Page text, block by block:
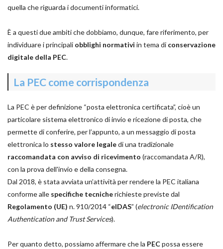
quella che riguarda i documenti informatici.
È a questi due ambiti che dobbiamo, dunque, fare riferimento, per
individuare i principali obblighi normativi in tema di conservazione
digitale della PEC.
La PEC come corrispondenza
La PEC è per definizione “posta elettronica certificata”, cioè un
particolare sistema elettronico di invio e ricezione di posta, che
permette di conferire, per l’appunto, a un messaggio di posta
elettronica lo stesso valore legaledi una tradizionale
raccomandata con avviso di ricevimento (raccomandata A/R),
con la prova dell'invio e della consegna.
Dal 2018, è stata avviata un’attività per rendere la PEC italiana
conforme alle specifiche tecnicherichieste previste dal
Regolamento (UE) n. 910/2014 “eIDAS” (electronic IDentification
Authentication and Trust Services).
Per quanto detto, possiamo affermare che la PECpossa essere